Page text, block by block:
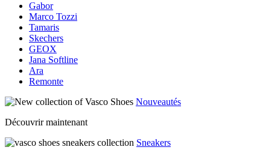
Gabor
Marco Tozzi
Tamaris
Skechers
GEOX
Jana Softline
Ara
Remonte
Nouveautés
Découvrir maintenant
Sneakers